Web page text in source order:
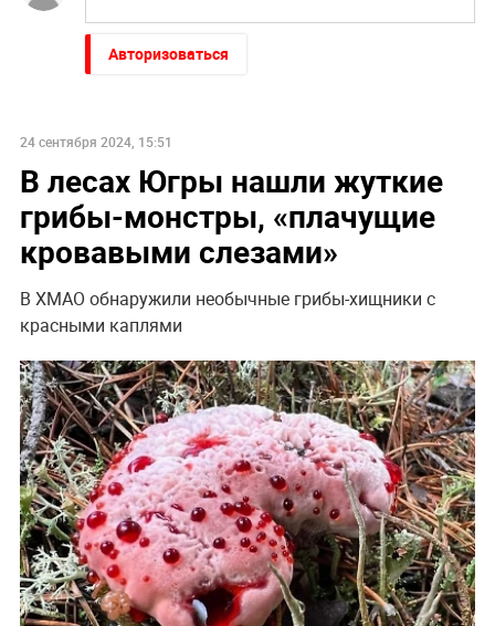
Авторизоваться
24 сентября 2024, 15:51
В лесах Югры нашли жуткие
грибы-монстры, «плачущие
кровавыми слезами»
В ХМАО обнаружили необычные грибы-хищники с
красными каплями